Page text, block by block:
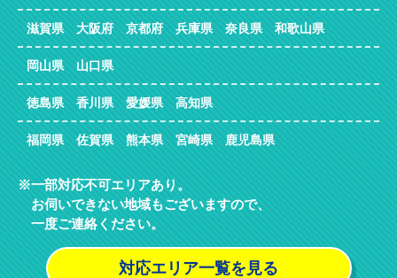
滋賀県 大阪府 京都府 兵庫県 奈良県 和歌山県
岡山県 山口県
徳島県 香川県 愛媛県 高知県
福岡県 佐賀県 熊本県 宮崎県 鹿児島県
一部対応不可エリアあり。
お伺いできない地域もございますので、
一度ご連絡ください。
対応エリア一覧を見る